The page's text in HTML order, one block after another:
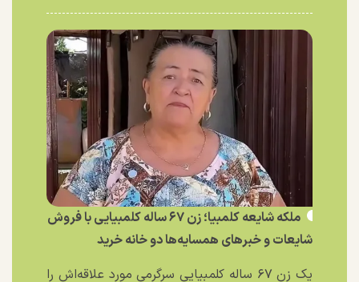
ملکه شایعه کلمبیا؛ زن ۶۷ ساله کلمبیایی با فروش
شایعات و خبر‌های همسایه‌ها دو خانه خرید
یک زن ۶۷ ساله کلمبیایی سرگرمی مورد علاقه‌اش را